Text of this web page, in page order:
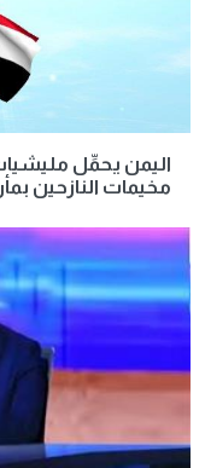
اليمن يحمِّل
مخيمات النازحين